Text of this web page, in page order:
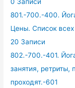
801.-700.-400.
Цены. Список
20 Записи
802.-700.-401.
занятия, ретриты,
проходят.-601